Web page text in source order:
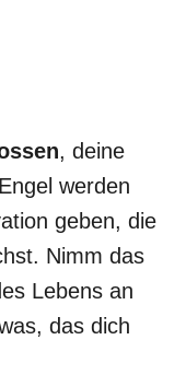
, deine
werden
geben, die
Nimm das
Lebens an
das dich